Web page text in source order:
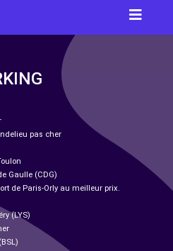
pas cher
Gaulle (CDG)
de Paris-Orly au meilleur prix.
(LYS)